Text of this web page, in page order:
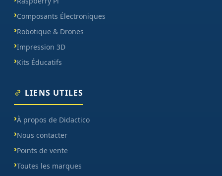
Composants Électroniques
Robotique & Drones
Impression 3D
Kits Éducatifs
LIENS UTILES
À propos de Didactico
Nous contacter
Points de vente
Toutes les marques